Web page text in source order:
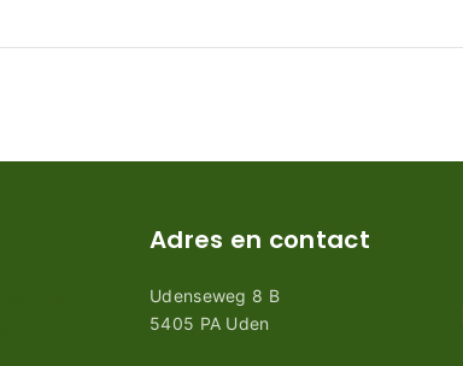
Adres en contact
Udenseweg 8 B
5405 PA Uden